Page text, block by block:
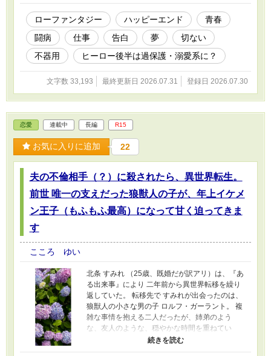
とう」と笑った。 「どうして君は....僕から離れていかないん
だ？」 「.....ねぇ、マルネス。優しさって.....何ですか？」 彼女の
「試したいこと」とはーー？ トーラが笑う理由が明らかになった
時、マルネスにとって「初めて」の体験が積み重なっていく。
※『マルネス視点』『トーラ視点』の順で構成しています。 ※ 完
結済み。
ローファンタジー ハッピーエンド
青春
闘病
仕事 告白 夢
切ない
不器用
ヒーロー後半は過保護・溺愛系に？
文字数 33,193 最終更新日 2026.07.31 登録日 2026.07.30
恋愛 連載中 長編 R15
お気に入りに追加 22
夫の不倫相手（？）に殺されたら、異世界転生。
前世 唯一の支えだった狼獣人の子が、年上イケメ
ン王子（もふもふ最高）になって甘く迫ってきま
す
こころ ゆい
北条 すみれ （25歳、既婚だが訳アリ）は、『あ
る出来事』により 二年前から異世界転移を繰り
返していた。 転移先で すみれが出会ったのは、
狼獣人の小さな男の子 ロルフ・ガーラント。 複
雑な事情を抱える二人だったが、姉弟のよう
な、友人のような、穏やかな時間を重ねてい
く。 しかし 二人の時間は、ある日突然終わりを
迎え ロルフとすみれは離ればなれに。 その後、